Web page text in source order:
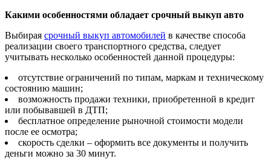
Какими особенностями обладает срочный выкуп авто
Выбирая срочный выкуп автомобилей в качестве способа
реализации своего транспортного средства, следует
учитывать несколько особенностей данной процедуры:
отсутствие ограничений по типам, маркам и техническому
состоянию машин;
возможность продажи техники, приобретенной в кредит
или побывавшей в ДТП;
бесплатное определение рыночной стоимости модели
после ее осмотра;
скорость сделки – оформить все документы и получить
деньги можно за 30 минут.